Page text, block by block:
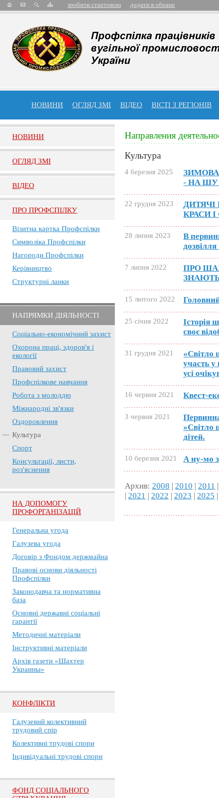
зробити стартовою додати в обране
НОВИНИ ОГЛЯД ЗМІ ВІДЕО ВІСТІ З РЕГІОНІВ
НОВИНИ
ОГЛЯД ЗМI
ВIДЕО
ПРО ПРОФСПIЛКУ
Візитна картка Профспілки
Символіка Профспілки
Нагороди Профспілки
Керівництво
Структурні ланки
НАПРЯМКИ ДІЯЛЬНОСТІ
Соціально-економічний захист
Охорона праці, здоров'я і
екології
Правовий захист
Профспілкове навчання
Робота з молоддю
Міжнародні зв'язки
Оздоровлення
Культура
Спорт
Консультації, листи,
роз'яснення
НА ДОПОМОГУ
ПРОФОРГАНІЗАЦІЙ
Генеральна угода
Галузева угода
Договір з Фондом держмайна
Правові основи діяльності
Профспілки
Законодавча та нормативна
база
Основні державні соціальні
гарантії
Методичні матеріали
Інструктивні матеріали
Архів газети «Шахтер
Украины»
КОНФЛІКТИ
Галузевий колективний
трудовий спір
Колективні трудові спори
Індивідуальні трудові спори
ФОНД СОЦІАЛЬНОГО
Направления
Культура
4 березня 2025
- НА ШУ
22 грудня 2023
ДИТЯЧІ
КРАСИ І
28 липня 2023
В
7 липня 2022
ПРО
15 лютого 2022
25 січня 2022
Історія
своє
31 грудня 2021
«Світло
участь у
усі
16 червня 2021 Квест-
3 червня 2021
»Світло
дітей.
10 березня 2021 А ну-мо
Архив:2008 |2010 |2011
|2021 |2022 |2023 |2025